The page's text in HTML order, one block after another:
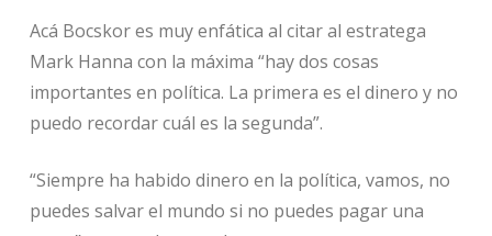
Acá Bocskor es muy enfática al citar al estratega
Mark Hanna con la máxima “hay dos cosas
importantes en política. La primera es el dinero y no
puedo recordar cuál es la segunda”.
“Siempre ha habido dinero en la política, vamos, no
puedes salvar el mundo si no puedes pagar una